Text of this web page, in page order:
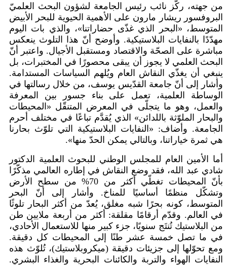
من جهته، ركّز نائب رئيس الجامعة لشؤون البحث العلميّ
البروفسور ريشار مارون على الأهمية الحيوية للبحر الأبيض
المتوسط، «البحر الذي غذّى حضاراتنا»، والذي بات اليوم
مهدّدًا بالنفايات البلاستيكية. وأوضح أنّ هذا التلوث ينعكس
مباشرة على الصحّة والاقتصاد ومستقبل الأجيال. واعتبر أنّ
البحث العلمي لا يجوز أن يبقى محصورًا في المختبرات، بل
ينبغي أن يغذّي النقاش العام ويُلهم السياسات المستدامة.
وأشار إلى أنّ جامعة القدّيس يوسف، من خلال رسالتها في
الوساطة العلمية، تعمل على بناء جسور بين المعرفة
والعمل، وهو ما يتجلّى في المعرض المتنقّل «المحيطات
والبحار الملوّثة باللدائن» الذي يُقدَّم تباعًا في مختلف أحرم
الجامعة. وأضاف: «النفايات البلاستيكية التي تلوّث بحارنا
هي ثمرة خياراتنا، وبالتالي يمكن الحدّ منها».
أما الأمين العام للمجلس الوطني للبحوث العلمية الدكتور
شادي عبد الله، فقد وضع النقاش في إطاره العالمي مذكّرًا
بأنّ المحيطات تغطّي أكثر من 70% من سطح الأرض
وتشكّل منظمًا أساسيًا للمناخ. وأشار إلى أنّ البحر
المتوسط، كونه بحرًا شبه مغلق، يُعدّ من أكثر البحار تلوثًا
في العالم. وقدّم أرقامًا مقلقة: أكثر من أربعة ملايين طن
من البلاستيك تُنتَج سنويًا، جزء كبير منها للاستعمال الأحادي،
في ما تصل خمسة عشر طنًا إلى المحيطات كل دقيقة.
ومع تحوّلها إلى جزيئات دقيقة (ميكروبلاستيك)، تُلوّث هذه
النفايات الهواء والتربة والكائنات البحرية والغذاء البشري.